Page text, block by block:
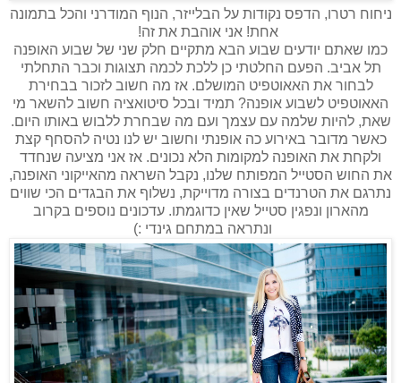
ניחוח רטרו, הדפס נקודות על הבלייזר, הנוף המודרני והכל בתמונה
אחת! אני אוהבת את זה!
כמו שאתם יודעים שבוע הבא מתקיים חלק שני של שבוע האופנה
תל אביב. הפעם החלטתי כן ללכת לכמה תצוגות וכבר התחלתי
לבחור את האאוטפיט המושלם. אז מה חשוב לזכור בבחירת
האאוטפיט לשבוע אופנה? תמיד ובכל סיטואציה חשוב להשאר מי
שאת, להיות שלמה עם עצמך ועם מה שבחרת ללבוש באותו היום.
כאשר מדובר באירוע כה אופנתי וחשוב יש לנו נטיה להסחף קצת
ולקחת את האופנה למקומות הלא נכונים. אז אני מציעה שנחדד
את החוש הסטייל המפותח שלנו, נקבל השראה מהאייקוני האופנה,
נתרגם את הטרנדים בצורה מדוייקת, נשלוף את הבגדים הכי שווים
מהארון ונפגין סטייל שאין כדוגמתו. עדכונים נוספים בקרוב
ונתראה במתחם גינדי :)